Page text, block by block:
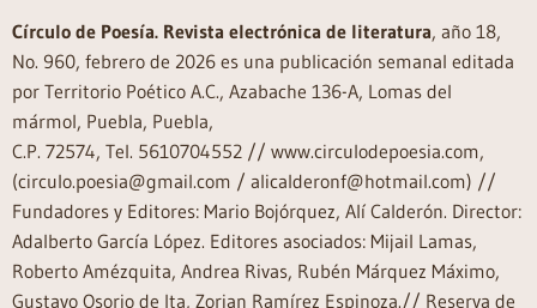
Círculo de Poesía. Revista electrónica de literatura, año 18,
No. 960, febrero de 2026 es una publicación semanal editada
por Territorio Poético A.C., Azabache 136-A, Lomas del
mármol, Puebla, Puebla,
C.P. 72574, Tel. 5610704552 // www.circulodepoesia.com,
(circulo.poesia@gmail.com / alicalderonf@hotmail.com) //
Fundadores y Editores: Mario Bojórquez, Alí Calderón. Director:
Adalberto García López. Editores asociados: Mijail Lamas,
Roberto Amézquita, Andrea Rivas, Rubén Márquez Máximo,
Gustavo Osorio de Ita, Zorian Ramírez Espinoza.// Reserva de